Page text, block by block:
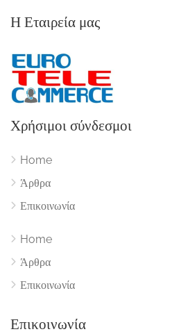
Η Εταιρεία μας
Χρήσιμοι σύνδεσμοι
Home
Άρθρα
Επικοινωνία
Home
Άρθρα
Επικοινωνία
Επικοινωνία